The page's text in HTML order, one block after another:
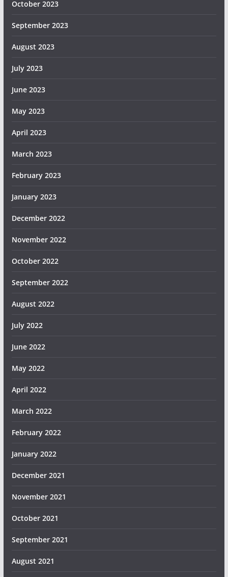
October 2023
September 2023
August 2023
July 2023
June 2023
May 2023
April 2023
March 2023
February 2023
January 2023
December 2022
November 2022
October 2022
September 2022
August 2022
July 2022
June 2022
May 2022
April 2022
March 2022
February 2022
January 2022
December 2021
November 2021
October 2021
September 2021
August 2021